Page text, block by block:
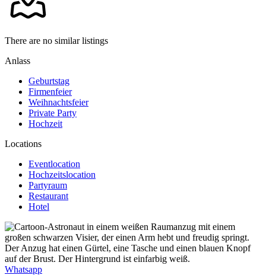
There are no similar listings
Anlass
Geburtstag
Firmenfeier
Weihnachtsfeier
Private Party
Hochzeit
Locations
Eventlocation
Hochzeitslocation
Partyraum
Restaurant
Hotel
Whatsapp